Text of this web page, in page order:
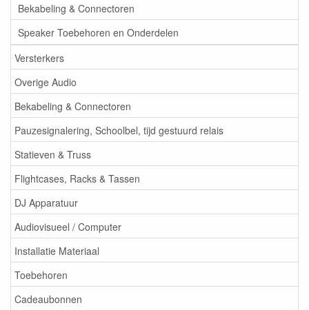
Bekabeling & Connectoren
Speaker Toebehoren en Onderdelen
Versterkers
Overige Audio
Bekabeling & Connectoren
Pauzesignalering, Schoolbel, tijd gestuurd relais
Statieven & Truss
Flightcases, Racks & Tassen
DJ Apparatuur
Audiovisueel / Computer
Installatie Materiaal
Toebehoren
Cadeaubonnen